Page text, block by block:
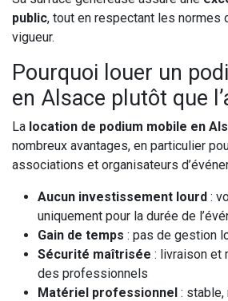
public, tout en respectant les normes
vigueur.
Pourquoi louer un
en Alsace plutôt que
La location de podium mobile en
nombreux avantages, en particulier
associations et organisateurs
Aucun investissement lourd :
uniquement pour la durée de
Gain de temps : pas de gestion
Sécurité maîtrisée : livraison et
des professionnels
Matériel professionnel :